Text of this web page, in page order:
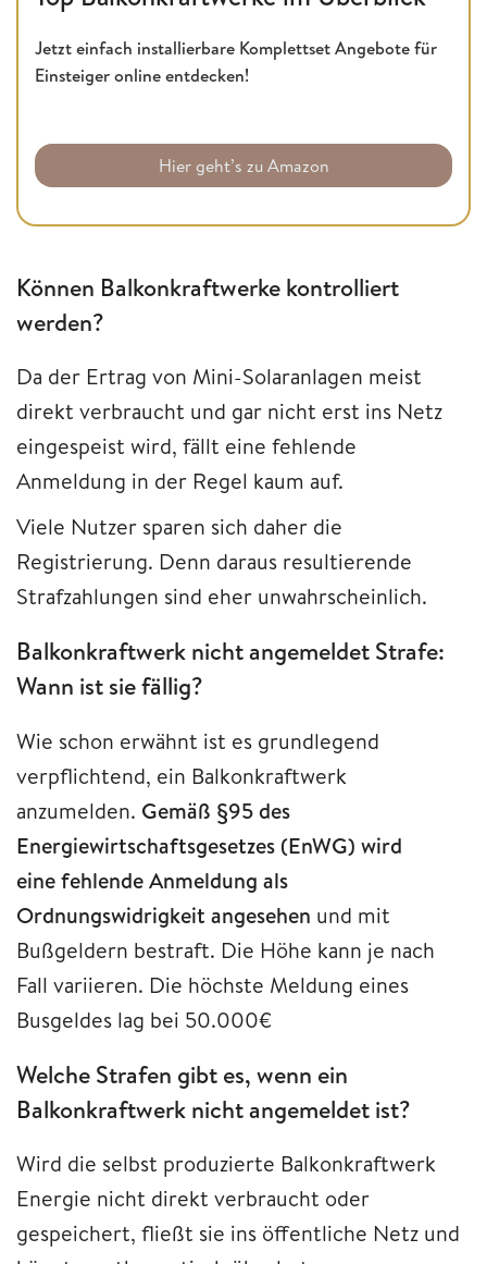
Jetzt einfach installierbare Komplettset Angebote für
Einsteiger online entdecken!
Hier geht’s zu Amazon
Können Balkonkraftwerke kontrolliert
werden?
Da der Ertrag von Mini-Solaranlagen meist
direkt verbraucht und gar nicht erst ins Netz
eingespeist wird, fällt eine fehlende
Anmeldung in der Regel kaum auf.
Viele Nutzer sparen sich daher die
Registrierung. Denn daraus resultierende
Strafzahlungen sind eher unwahrscheinlich.
Balkonkraftwerk nicht angemeldet Strafe:
Wann ist sie fällig?
Wie schon erwähnt ist es grundlegend
verpflichtend, ein Balkonkraftwerk
anzumelden. Gemäß §95 des
Energiewirtschaftsgesetzes (EnWG) wird
eine fehlende Anmeldung als
Ordnungswidrigkeit angesehen und mit
Bußgeldern bestraft. Die Höhe kann je nach
Fall variieren. Die höchste Meldung eines
Busgeldes lag bei 50.000€
Welche Strafen gibt es, wenn ein
Balkonkraftwerk nicht angemeldet ist?
Wird die selbst produzierte Balkonkraftwerk
Energie nicht direkt verbraucht oder
gespeichert, fließt sie ins öffentliche Netz und